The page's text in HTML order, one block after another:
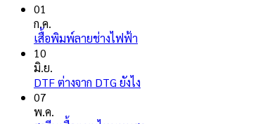
01
ก.ค.
เสื้อพิมพ์ลายช่างไฟฟ้า
บน
10
มิ.ย.
DTF ต่างจาก DTG ยังไง
07
พ.ค.